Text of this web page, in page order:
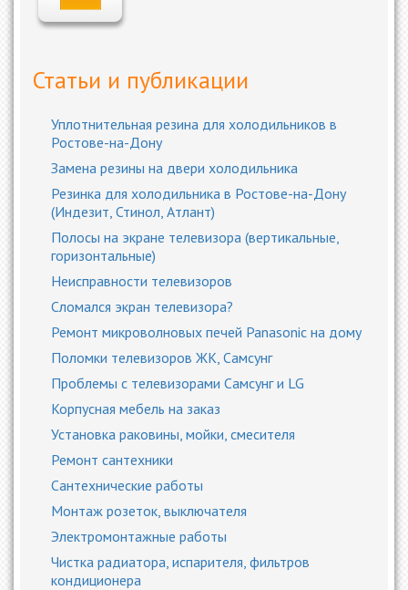
Статьи и публикации
Уплотнительная резина для холодильников в
Ростове-на-Дону
Замена резины на двери холодильника
Резинка для холодильника в Ростове-на-Дону
(Индезит, Стинол, Атлант)
Полосы на экране телевизора (вертикальные,
горизонтальные)
Неисправности телевизоров
Сломался экран телевизора?
Ремонт микроволновых печей Panasonic на дому
Поломки телевизоров ЖК, Самсунг
Проблемы с телевизорами Самсунг и LG
Корпусная мебель на заказ
Установка раковины, мойки, смесителя
Ремонт сантехники
Сантехнические работы
Монтаж розеток, выключателя
Электромонтажные работы
Чистка радиатора, испарителя, фильтров
кондиционера